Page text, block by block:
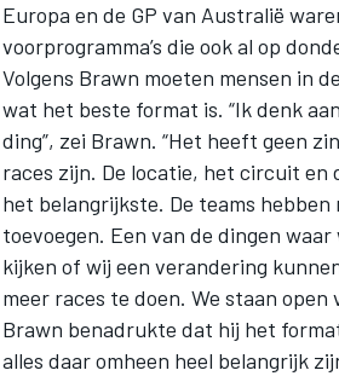
Europa en de GP van Australië
voorprogramma’s die ook al op
Volgens Brawn moeten mensen in
wat het beste format is. “Ik denk
ding”, zei Brawn. “Het heeft geen
races zijn. De locatie, het circuit en
het belangrijkste. De teams
toevoegen. Een van de dingen
kijken of wij een verandering
meer races te doen. We staan
Brawn benadrukte dat hij het
alles daar omheen heel belangrijk